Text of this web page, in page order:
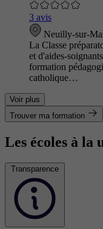
3 avis
Neuilly-sur-
La Classe
et d'aides-
formation
catholique…
Voir plus
Trouver ma formation
Les écoles à la
Transparence